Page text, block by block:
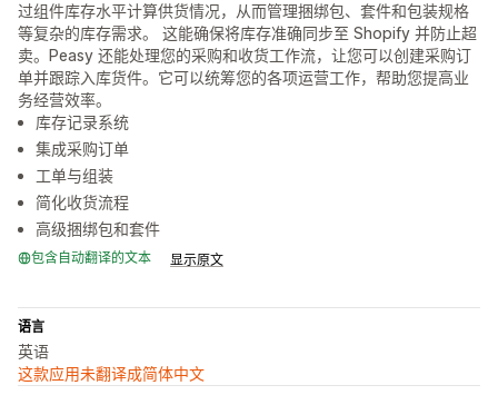
过组件库存水平计算供货情况，从而管理捆绑包、套件和包装规格
等复杂的库存需求。 这能确保将库存准确同步至 Shopify 并防止超
卖。Peasy 还能处理您的采购和收货工作流，让您可以创建采购订
单并跟踪入库货件。它可以统筹您的各项运营工作，帮助您提高业
务经营效率。
库存记录系统
集成采购订单
工单与组装
简化收货流程
高级捆绑包和套件
包含自动翻译的文本 显示原文
语言
英语
这款应用未翻译成简体中文